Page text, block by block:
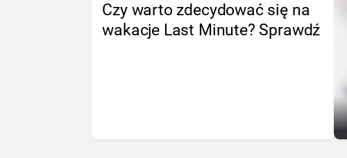
Czy warto zdecydować się na
wakacje Last Minute? Sprawdź